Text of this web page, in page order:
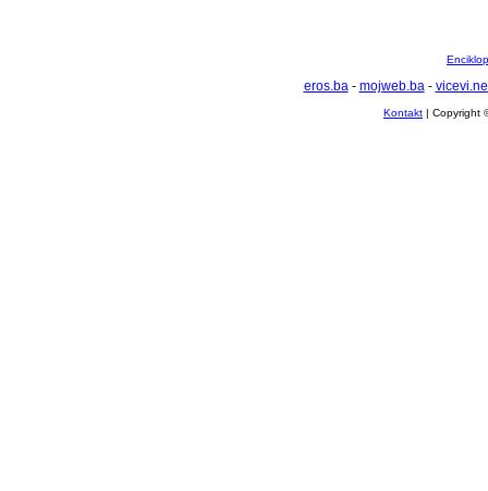
eros.ba- mojweb.ba-
Kontakt | Copyright